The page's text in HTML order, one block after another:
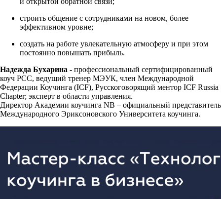
строить общение с сотрудниками на новом, более
эффективном уровне;
создать на работе увлекательную атмосферу и при этом
постоянно повышать прибыль.
Надежда Бухарина - профессиональный сертифицированный
коуч РСС, ведущий тренер МЭУК, член Международной
Федерации Коучинга (ICF), Русскоговорящий ментор ICF Russia
Chapter; эксперт в области управления.
Директор Академии коучинга NB – официальный представитель
Международного Эриксоновского Университета коучинга.